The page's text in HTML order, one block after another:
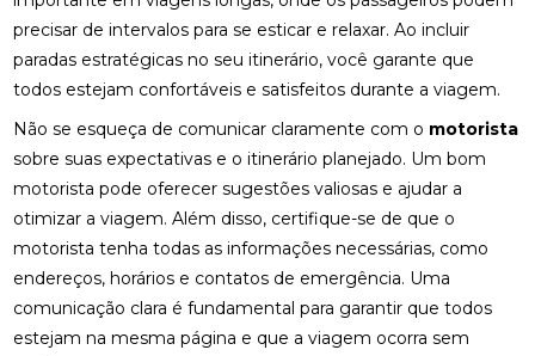
precisar de intervalos para se esticar e relaxar. Ao incluir
paradas estratégicas no seu itinerário, você garante que
todos estejam confortáveis e satisfeitos durante a viagem.
Não se esqueça de comunicar claramente com o motorista
sobre suas expectativas e o itinerário planejado. Um bom
motorista pode oferecer sugestões valiosas e ajudar a
otimizar a viagem. Além disso, certifique-se de que o
motorista tenha todas as informações necessárias, como
endereços, horários e contatos de emergência. Uma
comunicação clara é fundamental para garantir que todos
estejam na mesma página e que a viagem ocorra sem